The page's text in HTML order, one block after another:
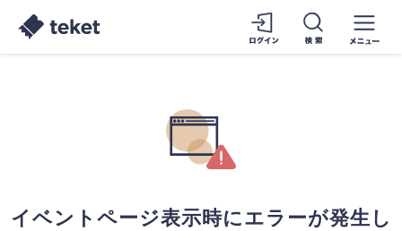
イベントページ表示時にエラーが発生し